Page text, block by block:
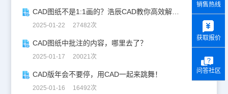
CAD图纸不是1:1画的？浩辰CAD教你高效解决！
2025-01-22 27482次
CAD图纸中批注的内容，哪里去了？
2025-01-17 20021次
CAD版年会不要停，用CAD一起来跳舞！
2025-01-16 16492次
销售热线
获取报价
问答社区